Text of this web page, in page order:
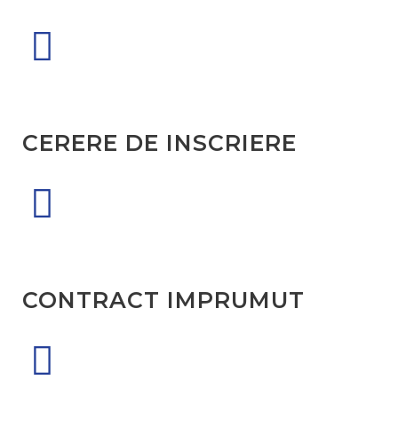
CERERE DE INSCRIERE
CONTRACT IMPRUMUT